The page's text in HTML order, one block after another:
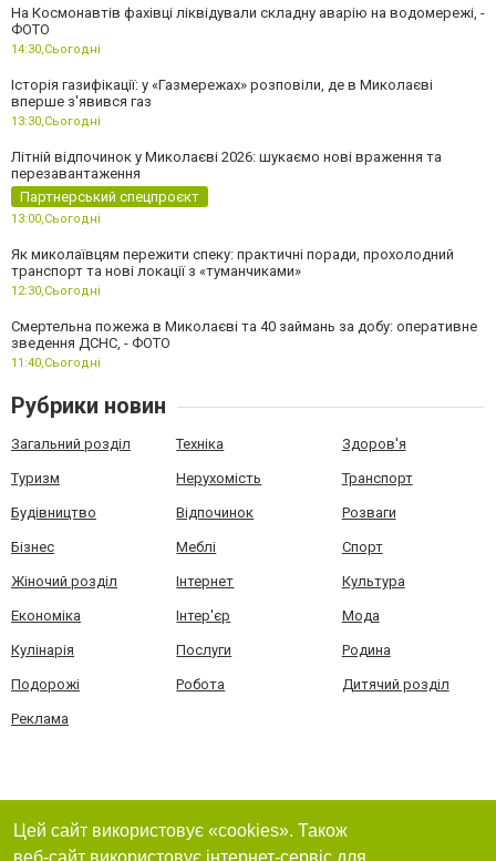
На Космонавтів фахівці ліквідували складну аварію на водомережі, -
ФОТО
14:30, Сьогодні
Історія газифікації: у «Газмережах» розповіли, де в Миколаєві
вперше з'явився газ
13:30, Сьогодні
Літній відпочинок у Миколаєві 2026: шукаємо нові враження та
перезавантаження
Партнерський спецпроєкт
13:00, Сьогодні
Як миколаївцям пережити спеку: практичні поради, прохолодний
транспорт та нові локації з «туманчиками»
12:30, Сьогодні
Смертельна пожежа в Миколаєві та 40 займань за добу: оперативне
зведення ДСНС, - ФОТО
11:40, Сьогодні
Рубрики новин
Загальний розділ Техніка Здоров'я
Туризм Нерухомість Транспорт
Будівництво Відпочинок Розваги
Бізнес Меблі Спорт
Жіночий розділ Інтернет Культура
Економіка Інтер'єр Мода
Кулінарія Послуги Родина
Подорожі Робота Дитячий розділ
Реклама
Цей сайт використовує «cookies». Також
веб-сайт використовує інтернет-сервіс для